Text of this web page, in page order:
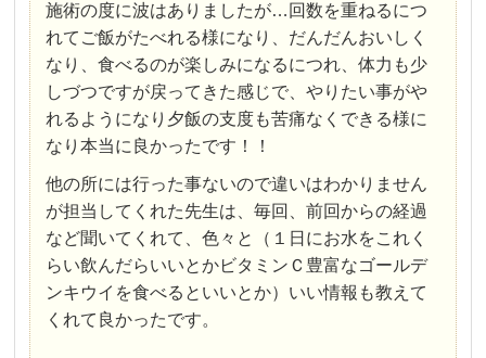
施術の度に波はありましたが…回数を重ねるにつ
れてご飯がたべれる様になり、だんだんおいしく
なり、食べるのが楽しみになるにつれ、体力も少
しづつですが戻ってきた感じで、やりたい事がや
れるようになり夕飯の支度も苦痛なくできる様に
なり本当に良かったです！！
他の所には行った事ないので違いはわかりません
が担当してくれた先生は、毎回、前回からの経過
など聞いてくれて、色々と（１日にお水をこれく
らい飲んだらいいとかビタミンＣ豊富なゴールデ
ンキウイを食べるといいとか）いい情報も教えて
くれて良かったです。